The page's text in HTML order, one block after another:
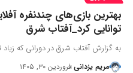
بهترین بازی‌های چندنفره
توانایی کرد_آفتاب شرق
به گزارش آفتاب شرق در دورانی که زیاد
مریم یزدانی فروردین ۳۰, ۱۴۰۵